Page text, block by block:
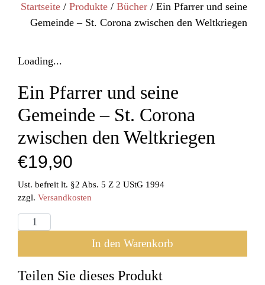
Startseite / Produkte / Bücher / Ein Pfarrer und seine
Gemeinde – St. Corona zwischen den Weltkriegen
Loading...
Ein Pfarrer und seine
Gemeinde – St. Corona
zwischen den Weltkriegen
€19,90
Ust. befreit lt. §2 Abs. 5 Z 2 UStG 1994
zzgl. Versandkosten
In den Warenkorb
Teilen Sie dieses Produkt